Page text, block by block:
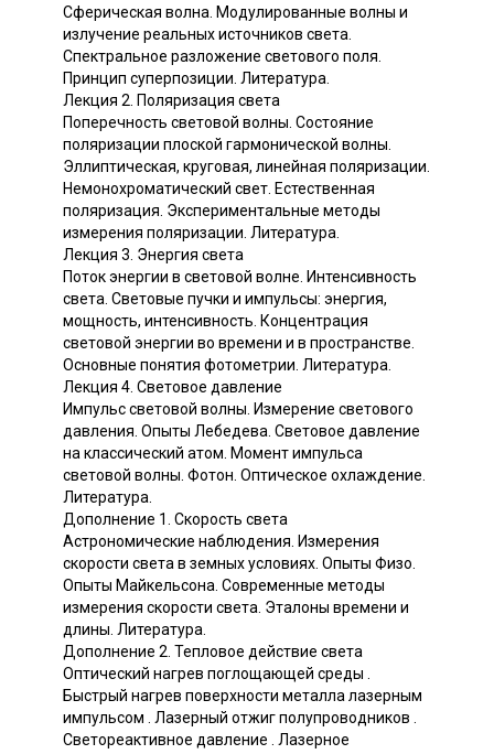
Сферическая волна. Модулированные волны и
излучение реальных источников света.
Спектральное разложение светового поля.
Принцип суперпозиции. Литература.
Лекция 2. Поляризация света
Поперечность световой волны. Состояние
поляризации плоской гармонической волны.
Эллиптическая, круговая, линейная поляризации.
Немонохроматический свет. Естественная
поляризация. Экспериментальные методы
измерения поляризации. Литература.
Лекция 3. Энергия света
Поток энергии в световой волне. Интенсивность
света. Световые пучки и импульсы: энергия,
мощность, интенсивность. Концентрация
световой энергии во времени и в пространстве.
Основные понятия фотометрии. Литература.
Лекция 4. Световое давление
Импульс световой волны. Измерение светового
давления. Опыты Лебедева. Световое давление
на классический атом. Момент импульса
световой волны. Фотон. Оптическое охлаждение.
Литература.
Дополнение 1. Скорость света
Астрономические наблюдения. Измерения
скорости света в земных условиях. Опыты Физо.
Опыты Майкельсона. Современные методы
измерения скорости света. Эталоны времени и
длины. Литература.
Дополнение 2. Тепловое действие света
Оптический нагрев поглощающей среды .
Быстрый нагрев поверхности металла лазерным
импульсом . Лазерный отжиг полупроводников .
Светореактивное давление . Лазерное